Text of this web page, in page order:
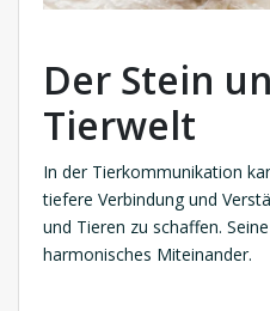
Der Stein
Tierwelt
In der Tierkommunikation
tiefere Verbindung und
und Tieren zu schaffen.
harmonisches Miteinander.